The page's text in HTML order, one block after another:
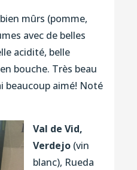
mûrs (pomme,
avec de belles
acidité, belle
bouche. Très beau
beaucoup aimé! Noté
Val de Vid,
Verdejo(vin
blanc), Rueda